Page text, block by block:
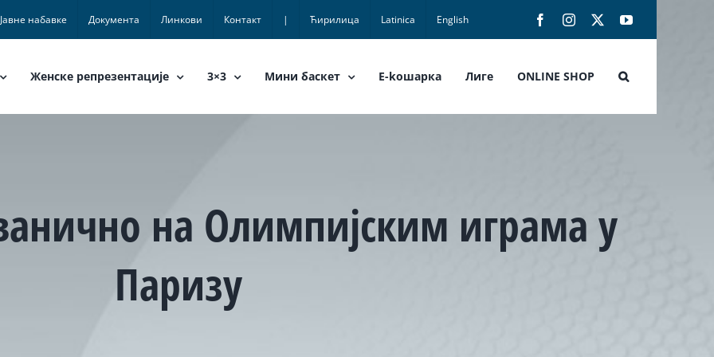
Јавне набавке Документа Линкови Контакт | Ћирилица Latinica English FacebookInstagram YouTube
Женске репрезентације 3×3 Мини баскет E-koшарка Лиге ONLINE SHOP
на Олимпијским играма у
Паризу